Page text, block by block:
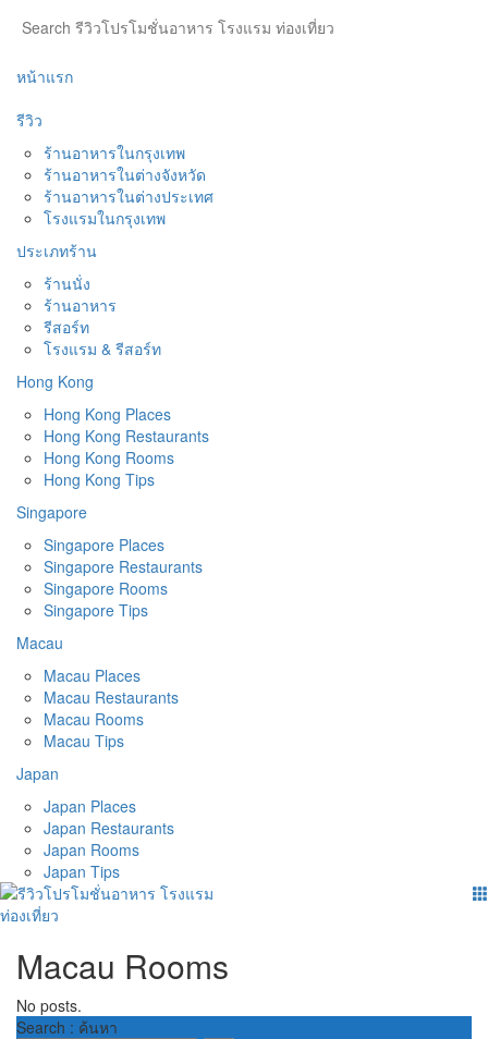
หน้าแรก
รีวิว
ร้านอาหารในกรุงเทพ
ร้านอาหารในต่างจังหวัด
ร้านอาหารในต่างประเทศ
โรงแรมในกรุงเทพ
ประเภทร้าน
ร้านนั่ง
ร้านอาหาร
รีสอร์ท
โรงแรม & รีสอร์ท
Hong Kong
Hong Kong Places
Hong Kong Restaurants
Hong Kong Rooms
Hong Kong Tips
Singapore
Singapore Places
Singapore Restaurants
Singapore Rooms
Singapore Tips
Macau
Macau Places
Macau Restaurants
Macau Rooms
Macau Tips
Japan
Japan Places
Japan Restaurants
Japan Rooms
Japan Tips
Macau Rooms
No posts.
Search : ค้นหา